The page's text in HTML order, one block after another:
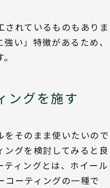
れているものもありま
い」特徴があるため、
ングを施す
をそのまま使いたいので
ングを検討してみると良
ティングとは、ホイール
コーティングの一種で